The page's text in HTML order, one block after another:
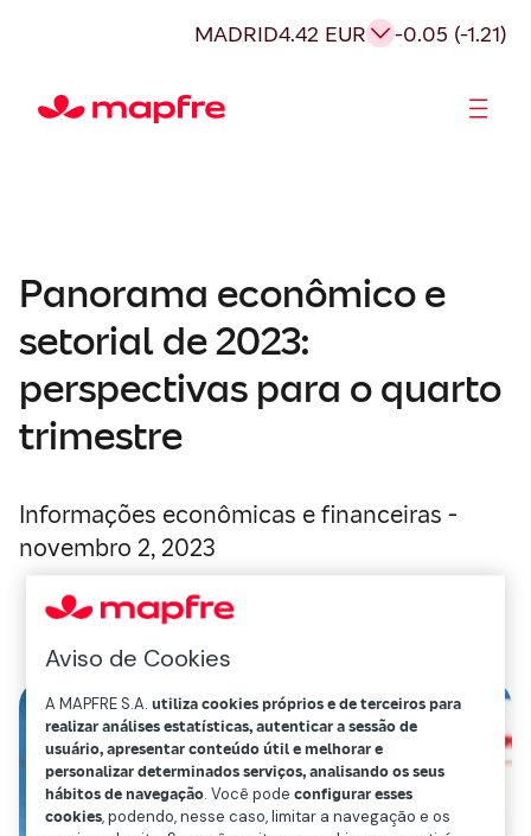
MADRID4.42 EUR -0.05 (-1.21)
Panorama econômico e
setorial de 2023:
perspectivas para o quarto
trimestre
Informações econômicas e financeiras -
novembro 2, 2023
Aviso de Cookies
A MAPFRE S.A.utiliza cookies próprios e de terceiros para
realizar análises estatísticas, autenticar a sessão de
usuário, apresentar conteúdo útil e melhorar e
personalizar determinados serviços, analisando os seus
hábitos de navegação. Você podeconfigurar esses
cookies, podendo, nesse caso, limitar a navegação e os